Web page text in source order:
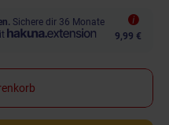
Sichere dir 36 Monate
9,99 €